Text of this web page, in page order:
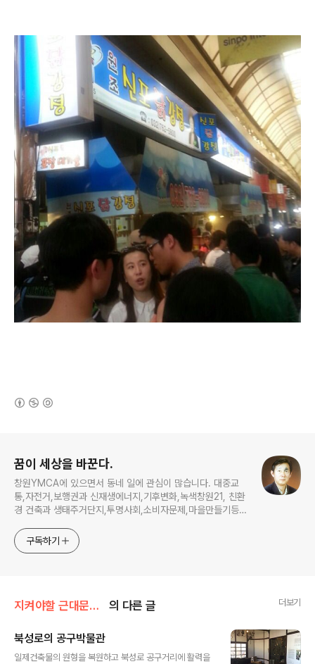
꿈이 세상을 바꾼다.
창원YMCA에 있으면서 동네 일에 관심이 많습니다. 대중교
통,자전거,보행권과 신재생에너지,기후변화,녹색창원21, 친환
경 건축과 생태주거단지,투명사회,소비자문제,마을만들기등...
구독하기
지켜야할 근대문화유산 의 다른 글 더보기
북성로의 공구박물관
​​일제건축물의 원형을 복원하고 북성로 공구거리에 활력을